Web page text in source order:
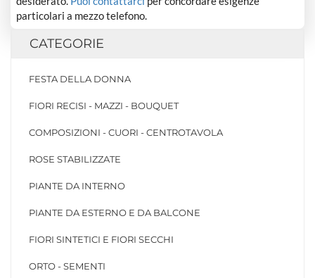
particolari a mezzo telefono.
CATEGORIE
FESTA DELLA DONNA
FIORI RECISI - MAZZI - BOUQUET
COMPOSIZIONI - CUORI - CENTROTAVOLA
ROSE STABILIZZATE
PIANTE DA INTERNO
PIANTE DA ESTERNO E DA BALCONE
FIORI SINTETICI E FIORI SECCHI
ORTO - SEMENTI